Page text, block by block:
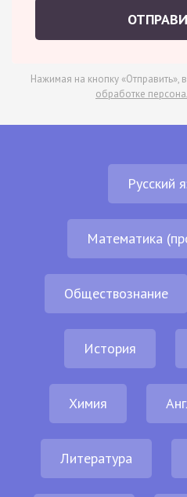
Нажимая на кнопку «Отправить»,
обработке
Русский
Математика
Обществознание
История
Химия
Литература